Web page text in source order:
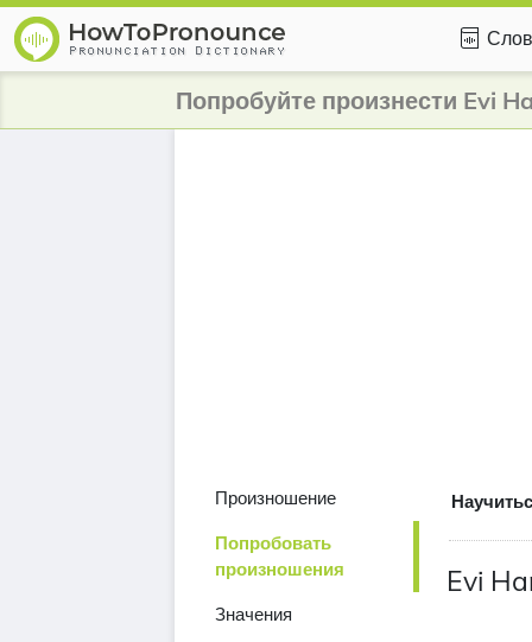
Попробуйте произнести Evi
Произношение
Попробовать
произношения
Значения
Evi